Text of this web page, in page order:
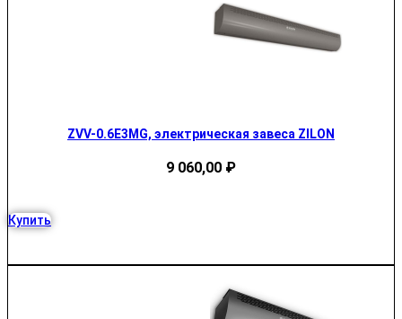
ZVV-0.6E3MG, электрическая завеса ZILON
9 060,00 ₽
Купить